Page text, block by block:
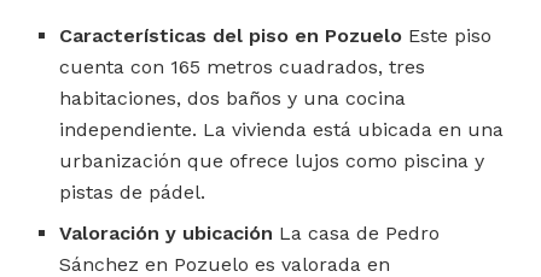
Características del piso en Pozuelo Este piso
cuenta con 165 metros cuadrados, tres
habitaciones, dos baños y una cocina
independiente. La vivienda está ubicada en una
urbanización que ofrece lujos como piscina y
pistas de pádel.
Valoración y ubicación La casa de Pedro
Sánchez en Pozuelo es valorada en